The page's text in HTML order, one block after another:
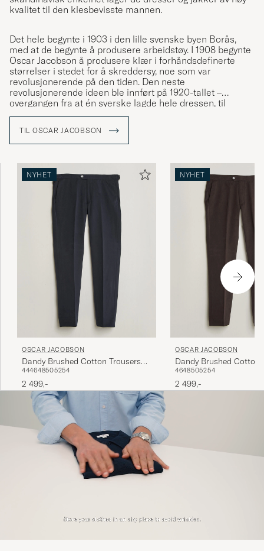
kvalitet til den klesbevisste mannen.
Det hele begynte i 1903 i den lille svenske byen Borås,
med at de begynte å produsere arbeidstøy. I 1908 begynte
Oscar Jacobson å produsere klær i forhåndsdefinerte
størrelser i stedet for å skreddersy, noe som var
revolusjonerende på den tiden. Den neste
revolusjonerende ideen ble innført på 1920-tallet –
overgangen fra at én syerske lagde hele dressen, til
spesialisering på enkelte momenter i produksjonen. En
dag.TIL OSCAR JACOBSON
NYHET
OSCAR JACOBSON
Dandy Brushed Cotton Trousers
Blue
444648505254
2 499,-
NYHET
OSCAR JACOBSON
Dandy Brushed Cotton
Brown
4648505254
2 499,-